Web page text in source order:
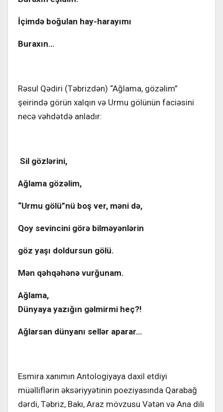
İçimdə boğulan hay-harayımı
Buraxın…
Rəsul Qədiri (Təbrizdən) “Ağlama, gözəlim”
şeirində görün xalqın və Urmu gölünün faciəsini
necə vəhdətdə anladır:
Sil gözlərini,
Ağlama gözəlim,
“Urmu gölü”nü boş ver, məni də,
Qoy sevincini görə bilməyənlərin
göz yaşı doldursun gölü.
Mən qəhqəhənə vurğunam.
Ağlama,
Dünyaya yazığın gəlmirmi heç?!
Ağlarsan dünyanı sellər aparar…
Esmira xanımın Antologiyaya daxil etdiyi
müəlliflərin əksəriyyətinin poeziyasında Qarabağ
dərdi, Təbriz, Bakı, Araz mövzusu Vətən və Ana dili